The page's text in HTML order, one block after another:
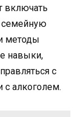
включать
семейную
методы
навыки,
с
с алкоголем.